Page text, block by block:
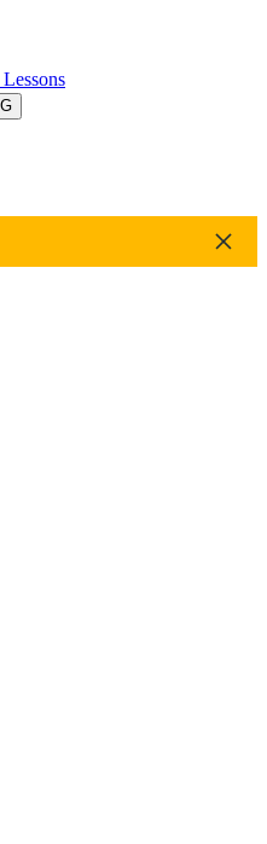
Lessons